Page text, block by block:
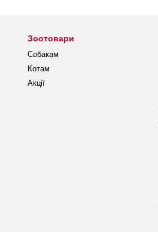
Зоотовари
Собакам
Котам
Акції